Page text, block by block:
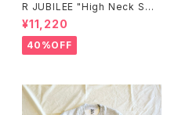
R JUBILEE "High Neck Swe
at Vest"(gray)
¥11,220
40%OFF